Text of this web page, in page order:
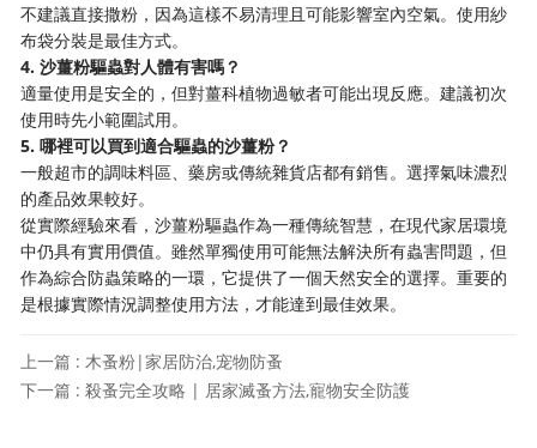
不建議直接撒粉，因為這樣不易清理且可能影響室內空氣。使用紗
布袋分裝是最佳方式。
4. 沙薑粉驅蟲對人體有害嗎？
適量使用是安全的，但對薑科植物過敏者可能出現反應。建議初次
使用時先小範圍試用。
5. 哪裡可以買到適合驅蟲的沙薑粉？
一般超市的調味料區、藥房或傳統雜貨店都有銷售。選擇氣味濃烈
的產品效果較好。
從實際經驗來看，沙薑粉驅蟲作為一種傳統智慧，在現代家居環境
中仍具有實用價值。雖然單獨使用可能無法解決所有蟲害問題，但
作為綜合防蟲策略的一環，它提供了一個天然安全的選擇。重要的
是根據實際情況調整使用方法，才能達到最佳效果。
上一篇 : 木蚤粉|家居防治,宠物防蚤
下一篇 : 殺蚤完全攻略 | 居家滅蚤方法,寵物安全防護